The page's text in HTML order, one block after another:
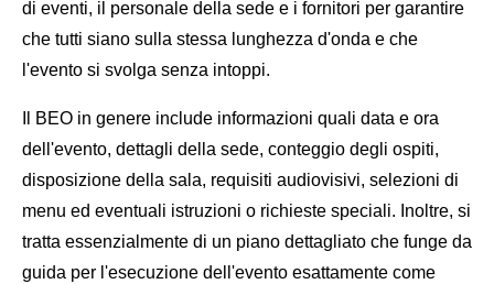
di eventi, il personale della sede e i fornitori per garantire
che tutti siano sulla stessa lunghezza d'onda e che
l'evento si svolga senza intoppi.
Il BEO in genere include informazioni quali data e ora
dell'evento, dettagli della sede, conteggio degli ospiti,
disposizione della sala, requisiti audiovisivi, selezioni di
menu ed eventuali istruzioni o richieste speciali. Inoltre, si
tratta essenzialmente di un piano dettagliato che funge da
guida per l'esecuzione dell'evento esattamente come